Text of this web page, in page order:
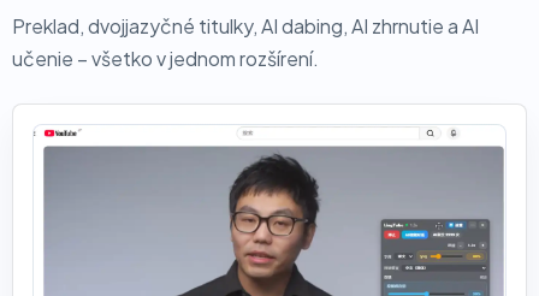
Preklad, dvojjazyčné titulky, AI dabing, AI zhrnutie a AI
učenie – všetko v jednom rozšírení.